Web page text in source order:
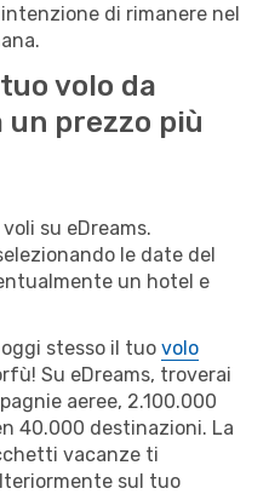
di rimanere nel
volo da
un prezzo più
su eDreams.
le date del
un hotel e
stesso il tuo volo
Su eDreams, troverai
aeree, 2.100.000
40.000 destinazioni. La
vacanze ti
sul tuo